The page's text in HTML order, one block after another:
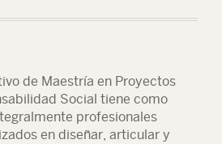
de Maestría en Proyectos
Social tiene como
profesionales
en diseñar, articular y